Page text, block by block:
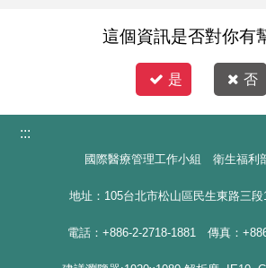
這個資訊是否對你有
是 否
:::
國際醫療管理工作小組 衛生福利
地址：105台北市松山區民生東路三
電話：+886-2-2718-1881 傳真：